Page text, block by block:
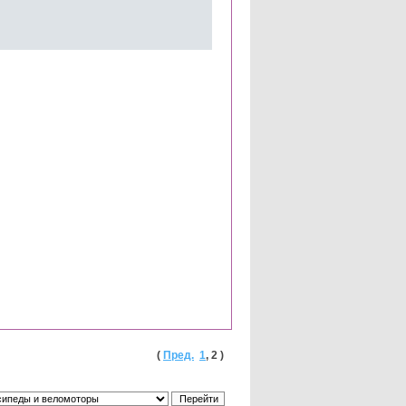
( Пред. 1, 2 )